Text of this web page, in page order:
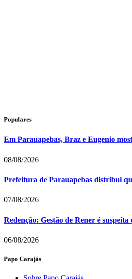
Populares
Em Parauapebas, Braz e Eugenio
08/08/2026
Prefeitura de Parauapebas distribui
07/08/2026
Redenção: Gestão de Rener é
06/08/2026
Papo Carajás